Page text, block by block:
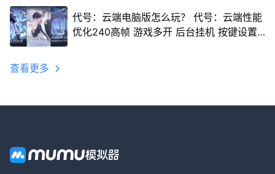
代号：云端电脑版怎么玩？ 代号：云端性能
优化240高帧 游戏多开 后台挂机 按键设置
查看更多